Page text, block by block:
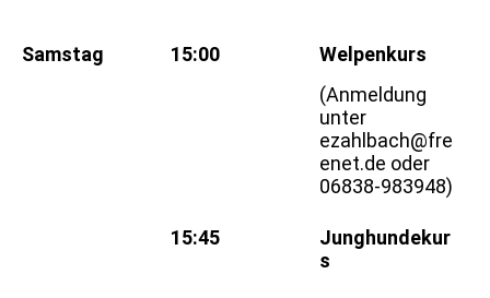
Samstag 15:00
Welpenkurs
(Anmeldung
unter
ezahlbach@fre
enet.de oder
06838-983948)
15:45
Junghundekur
s